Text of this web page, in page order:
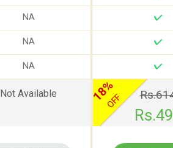
NA ✔
NA ✔
NA ✔
Not Available 18%OFF